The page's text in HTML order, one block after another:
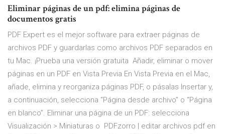
Eliminar páginas de un pdf: elimina páginas de
documentos gratis
PDF Expert es el mejor software para extraer páginas de
archivos PDF y guardarlas como archivos PDF separados en
tu Mac. ¡Prueba una versión gratuita Añadir, eliminar o mover
páginas en un PDF en Vista Previa En Vista Previa en el Mac,
añade, elimina y reorganiza páginas PDF, o pásalas Insertar y,
a continuación, selecciona “Página desde archivo” o “Página
en blanco”. Eliminar una página de un PDF: selecciona
Visualización > Miniaturas o PDFzorro | editar archivos pdf en